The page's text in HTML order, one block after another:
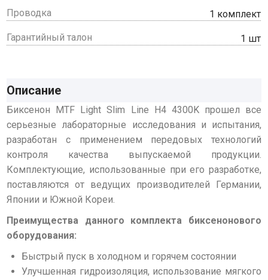
Проводка 1 комплект
Гарантийный талон 1 шт
Описание
Биксенон MTF Light Slim Line H4 4300K прошел все
серьезные лабораторные исследования и испытания,
разработан с применением передовых технологий
контроля качества выпускаемой продукции.
Комплектующие, использованные при его разработке,
поставляются от ведущих производителей Германии,
Японии и Южной Кореи.
Преимущества данного комплекта биксенонового
оборудования:
Быстрый пуск в холодном и горячем состоянии
Улучшенная гидроизоляция, использование мягкого